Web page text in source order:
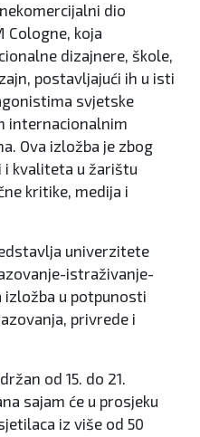
dio
Cologne, koja
dizajnere, škole,
postavljajući ih u isti
svjetske
internacionalnim
Ova izložba je zbog
kvaliteta u žarištu
kritike, medija i
univerzitete
istraživanje-
izložba u potpunosti
privrede i
od 15. do 21.
sajam će u prosjeku
iz više od 50